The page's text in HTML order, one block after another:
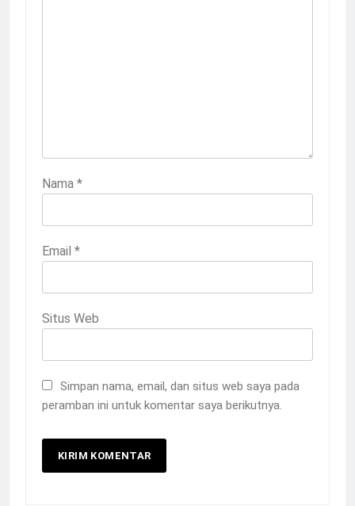
Nama *
Email *
Situs Web
Simpan nama, email, dan situs web saya pada
peramban ini untuk komentar saya berikutnya.